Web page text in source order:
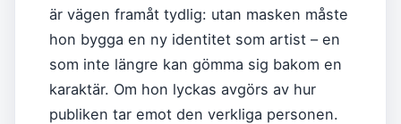
är vägen framåt tydlig: utan masken måste
hon bygga en ny identitet som artist – en
som inte längre kan gömma sig bakom en
karaktär. Om hon lyckas avgörs av hur
publiken tar emot den verkliga personen.